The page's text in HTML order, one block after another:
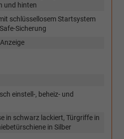
und hinten
schlüssellosem Startsystem
Sicherung
einstell-, beheiz- und
in schwarz lackiert, Türgriffe in
in Silber